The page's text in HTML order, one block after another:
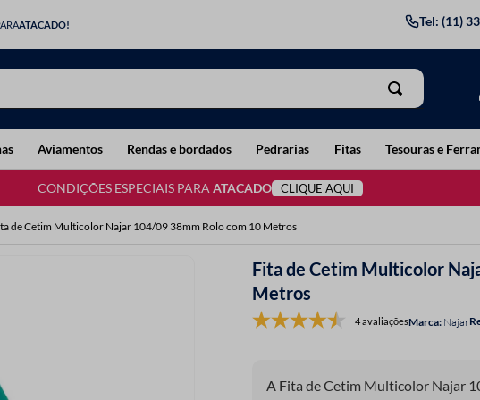
ATACADO! Tel: (11)
Aviamentos Rendas e bordados Pedrarias Fitas Tesouras e
CONDIÇÕES ESPECIAIS PARA ATACADO CLIQUE AQUI
de Cetim Multicolor Najar 104/09 38mm Rolo com 10 Metros
Fita de Cetim Multicolor
Metros
4 avaliações Najar
A Fita de Cetim Multicolor Najar